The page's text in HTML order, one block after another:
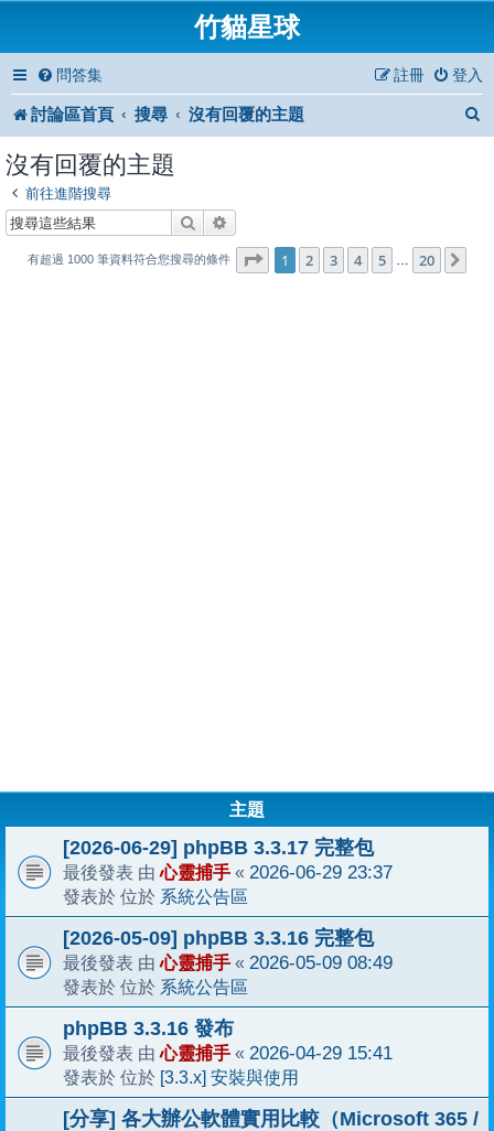
竹貓星球
問答集 登入
註冊
討論區首頁 搜尋 沒有回覆的主題
沒有回覆的主題
前往進階搜尋
搜尋
有超過 1000 筆資料符合您搜尋的條件 第1 頁 (共 20頁)
1 2 3 4 5 … 20
主題
[2026-06-29] phpBB 3.3.17 完整包
最後發表 由心靈捕手 « 2026-06-29 23:37
發表於 位於 系統公告區
[2026-05-09] phpBB 3.3.16 完整包
最後發表 由心靈捕手 « 2026-05-09 08:49
發表於 位於 系統公告區
phpBB 3.3.16 發布
最後發表 由心靈捕手 « 2026-04-29 15:41
發表於 位於 [3.3.x] 安裝與使用
[分享] 各大辦公軟體實用比較（Microsoft 365 /